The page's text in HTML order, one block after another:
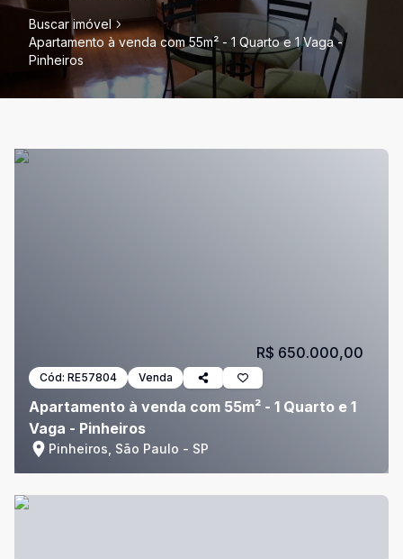
Buscar imóvel
Apartamento à venda com 55m² - 1 Quarto e 1 Vaga -
Pinheiros
Cód: RE57804 Venda
Apartamento à venda com 55m² - 1 Quarto e 1
Vaga - Pinheiros
Pinheiros, São Paulo - SP
R$ 650.000,00